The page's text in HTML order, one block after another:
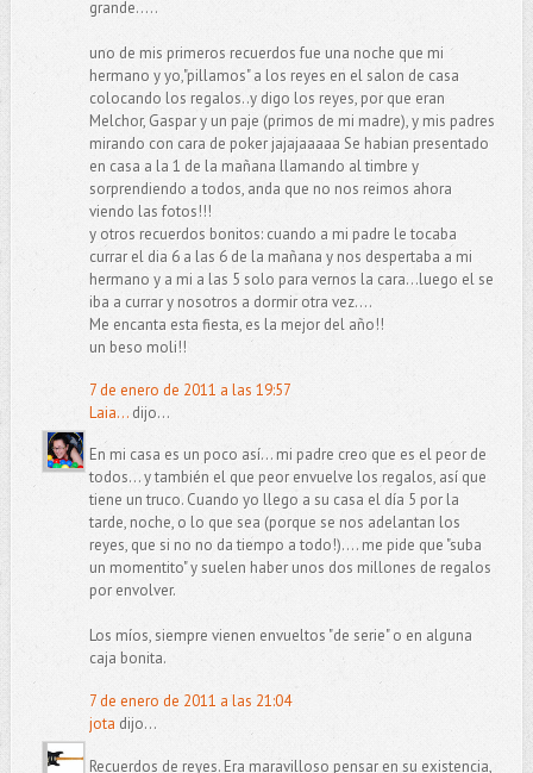
grande.....
uno de mis primeros recuerdos fue una noche que mi
hermano y yo,"pillamos" a los reyes en el salon de casa
colocando los regalos..y digo los reyes, por que eran
Melchor, Gaspar y un paje (primos de mi madre), y mis padres
mirando con cara de poker jajajaaaaa Se habian presentado
en casa a la 1 de la mañana llamando al timbre y
sorprendiendo a todos, anda que no nos reimos ahora
viendo las fotos!!!
y otros recuerdos bonitos: cuando a mi padre le tocaba
currar el dia 6 a las 6 de la mañana y nos despertaba a mi
hermano y a mi a las 5 solo para vernos la cara...luego el se
iba a currar y nosotros a dormir otra vez....
Me encanta esta fiesta, es la mejor del año!!
un beso moli!!
7 de enero de 2011 a las 19:57
Laia...dijo...
En mi casa es un poco así... mi padre creo que es el peor de
todos... y también el que peor envuelve los regalos, así que
tiene un truco. Cuando yo llego a su casa el día 5 por la
tarde, noche, o lo que sea (porque se nos adelantan los
reyes, que si no no da tiempo a todo!).... me pide que "suba
un momentito" y suelen haber unos dos millones de regalos
por envolver.
Los míos, siempre vienen envueltos "de serie" o en alguna
caja bonita.
7 de enero de 2011 a las 21:04
jota dijo...
Recuerdos de reyes. Era maravilloso pensar en su existencia,